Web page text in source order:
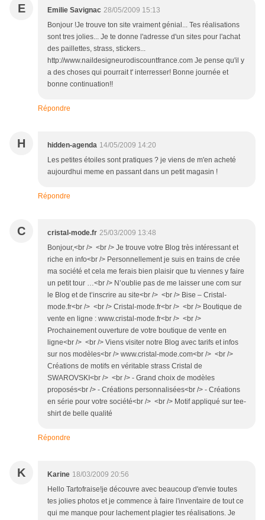
E Emilie Savignac 28/05/2009 15:13
Bonjour !Je trouve ton site vraiment génial... Tes réalisations
sont tres jolies... Je te donne l'adresse d'un sites pour l'achat
des paillettes, strass, stickers...
http://www.naildesigneurodiscountfrance.com Je pense qu'il y
a des choses qui pourrait t' interresser! Bonne journée et
bonne continuation!!
Répondre
H hidden-agenda 14/05/2009 14:20
Les petites étoiles sont pratiques ? je viens de m'en acheté
aujourdhui meme en passant dans un petit magasin !
Répondre
C cristal-mode.fr 25/03/2009 13:48
Bonjour,<br /> <br /> Je trouve votre Blog très intéressant et
riche en info<br /> Personnellement je suis en trains de crée
ma société et cela me ferais bien plaisir que tu viennes y faire
un petit tour …<br /> N’oublie pas de me laisser une com sur
le Blog et de t’inscrire au site<br /> <br /> Bise – Cristal-
mode.fr<br /> <br /> Cristal-mode.fr<br /> <br /> Boutique de
vente en ligne : www.cristal-mode.fr<br /> <br />
Prochainement ouverture de votre boutique de vente en
ligne<br /> <br /> Viens visiter notre Blog avec tarifs et infos
sur nos modèles<br /> www.cristal-mode.com<br /> <br />
Créations de motifs en véritable strass Cristal de
SWAROVSKI<br /> <br /> - Grand choix de modèles
proposés<br /> - Créations personnalisées<br /> - Créations
en série pour votre société<br /> <br /> Motif appliqué sur tee-
shirt de belle qualité
Répondre
K Karine 18/03/2009 20:56
Hello Tartofraise!je découvre avec beaucoup d'envie toutes
tes jolies photos et je commence à faire l'inventaire de tout ce
qui me manque pour lachement plagier tes réalisations. Je